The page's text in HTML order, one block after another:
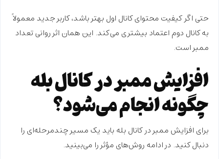
حتی اگر کیفیت محتوای کانال اول بهتر باشد، کاربر جدید معمولاً
به کانال دوم اعتماد بیشتری می‌کند. این همان اثر روانی تعداد
ممبر است.
افزایش ممبر در کانال بله
چگونه انجام می‌شود؟
برای افزایش ممبر در کانال بله باید یک مسیر چندمرحله‌ای را
دنبال کنید. در ادامه روش‌های مؤثر را می‌بینید.